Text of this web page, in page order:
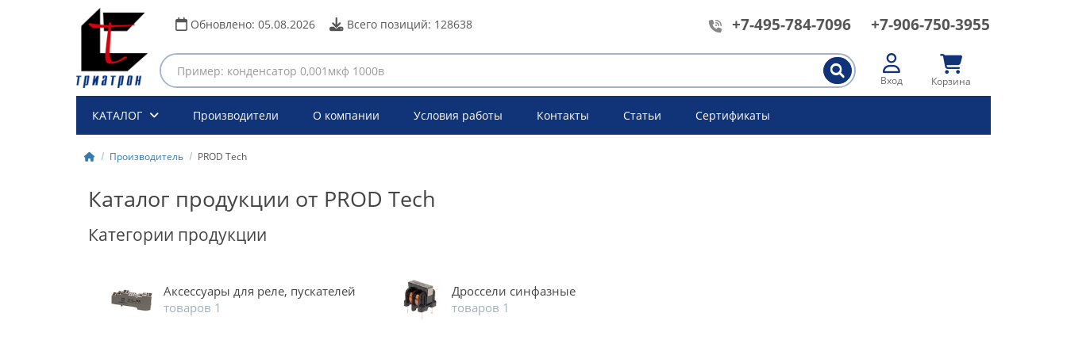
Обновлено: 05.08.2026 Всего позиций: 128638 +7-495-784-7096 +7-906-750-3955
Вход Корзина
КАТАЛОГ Производители О компании Условия работы Контакты Статьи Сертификаты
Производитель PROD Tech
Каталог продукции от PROD Tech
Категории продукции
Аксессуары для реле, пускателей
товаров 1
Дроссели синфазные
товаров 1